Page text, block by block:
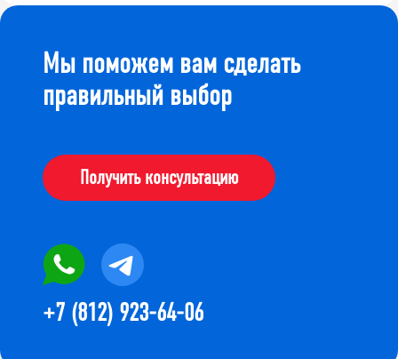
Мы поможем вам сделать
правильный выбор
Получить консультацию
+7 (812) 923-64-06